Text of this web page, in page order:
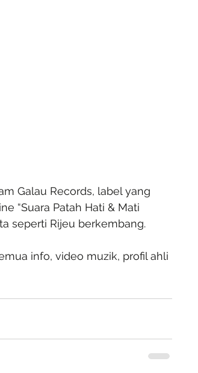
Galau Records, label yang
“Suara Patah Hati & Mati
seperti Rijeu berkembang.
info, video muzik, profil ahli